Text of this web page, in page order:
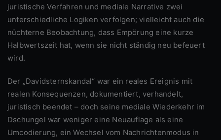
juristische Verfahren und mediale Narrative zwei
unterschiedliche Logiken verfolgen; vielleicht auch die
nüchterne Beobachtung, dass Empörung eine kurze
Halbwertszeit hat, wenn sie nicht ständig neu befeuert
wird.
Der „Davidsternskandal“ war ein reales Ereignis mit
realen Konsequenzen, dokumentiert, verhandelt,
juristisch beendet – doch seine mediale Wiederkehr im
Dschungel war weniger eine Neuauflage als eine
Umcodierung, ein Wechsel vom Nachrichtenmodus in